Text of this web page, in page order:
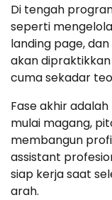
Di tengah
seperti
landing page,
akan
cuma sekadar
Fase akhir
mulai magang,
membangun
assistant
siap kerja saat
arah.